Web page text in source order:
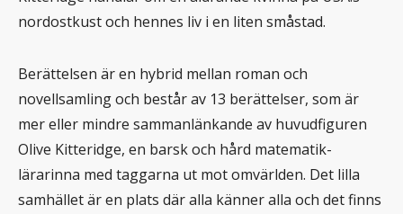
nordostkust och hennes liv i en liten småstad.
Berättelsen är en hybrid mellan roman och
novellsamling och består av 13 berättelser, som är
mer eller mindre sammanlänkande av huvudfiguren
Olive Kitteridge, en barsk och hård matematik-
lärarinna med taggarna ut mot omvärlden. Det lilla
samhället är en plats där alla känner alla och det finns